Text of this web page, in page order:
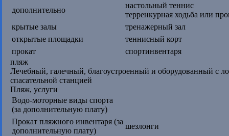
дополнительно
настольный теннис
терренкурная ходьба или
крытые залы
тренажерный зал
открытые площадки
теннисный корт
прокат
спортинвентаря
пляж
Лечебный, галечный, благоустроенный и оборудованный с
спасательной станцией
Пляж, услуги
Водо-моторные виды спорта
(за дополнительную плату)
Прокат пляжного инвентаря (за
дополнительную плату)
шезлонги